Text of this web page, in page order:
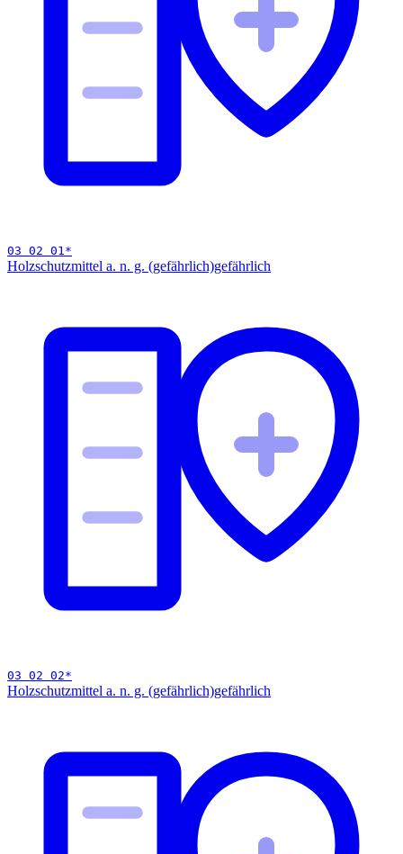
03 02 01 *
Holzschutzmittel a. n. g. (gefährlich)gefährlich
03 02 02*
Holzschutzmittel a. n. g. (gefährlich)gefährlich